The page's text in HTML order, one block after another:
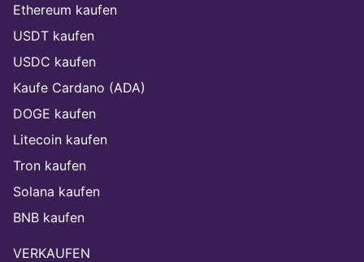
Ethereum kaufen
USDT kaufen
USDC kaufen
Kaufe Cardano (ADA)
DOGE kaufen
Litecoin kaufen
Tron kaufen
Solana kaufen
BNB kaufen
VERKAUFEN